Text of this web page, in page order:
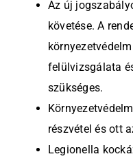
Az új
követése. A
felülvizsgálata
szükséges.
részvétel és ott
Legionella